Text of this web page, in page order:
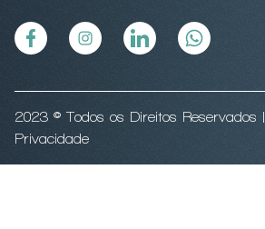
2023 © Todos os Direitos Reservados |
Privacidade